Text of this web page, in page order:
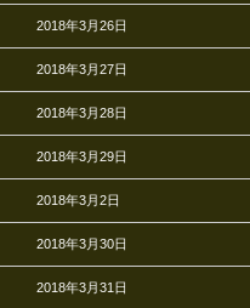
2018年3月26日
2018年3月27日
2018年3月28日
2018年3月29日
2018年3月2日
2018年3月30日
2018年3月31日